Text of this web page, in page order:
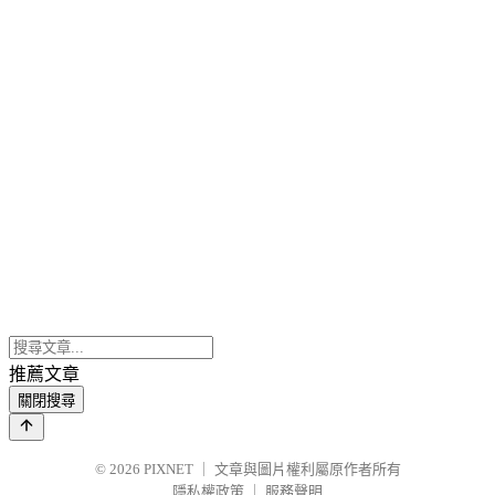
推薦文章
關閉搜尋
© 2026 PIXNET
文章與圖片權利屬原作者所有
隱私權政策
服務聲明